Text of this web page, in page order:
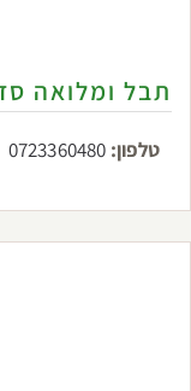
תבל ומלואה
טלפון: 0723360480